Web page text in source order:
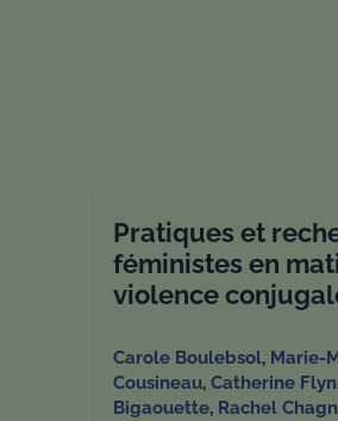
Pratiques et
féministes en
violence
Carole Boulebsol, Marie-
Cousineau, Catherine
Bigaouette, Rachel